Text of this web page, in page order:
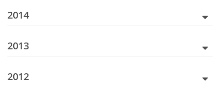
2014
2013
2012